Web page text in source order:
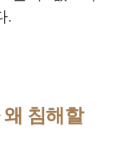
.
침해할